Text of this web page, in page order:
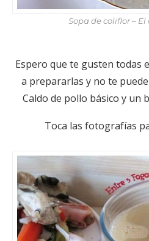
Sopa de coliflor –
Espero que te gusten todas
a prepararlas y no te
Caldo de pollo básico y un
Toca las fotografías